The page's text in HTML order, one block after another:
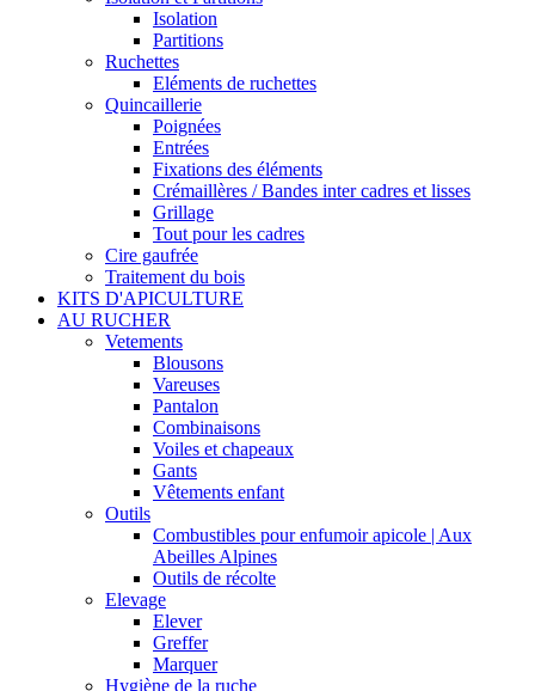
Isolation
Partitions
Ruchettes
Eléments de ruchettes
Quincaillerie
Poignées
Entrées
Fixations des éléments
Crémaillères / Bandes inter cadres et lisses
Grillage
Tout pour les cadres
Cire gaufrée
Traitement du bois
KITS D'APICULTURE
AU RUCHER
Vetements
Blousons
Vareuses
Pantalon
Combinaisons
Voiles et chapeaux
Gants
Vêtements enfant
Outils
Combustibles pour enfumoir apicole | Aux
Abeilles Alpines
Outils de récolte
Elevage
Elever
Greffer
Marquer
Hygiène de la ruche